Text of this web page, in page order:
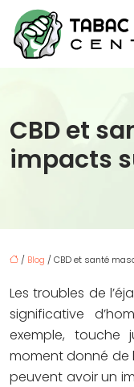
CBD et
impacts
/ Blog / CBD et santé
Les troubles de
significative
exemple, touche
moment donné de
peuvent avoir un